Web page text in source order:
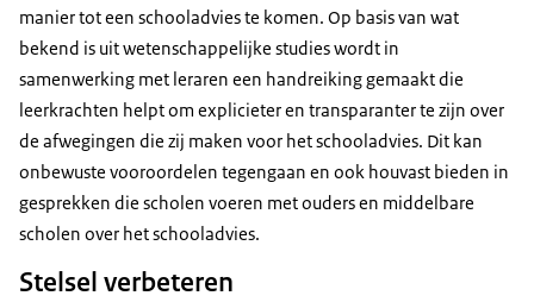
manier tot een schooladvies te komen. Op basis van wat
bekend is uit wetenschappelijke studies wordt in
samenwerking met leraren een handreiking gemaakt die
leerkrachten helpt om explicieter en transparanter te zijn over
de afwegingen die zij maken voor het schooladvies. Dit kan
onbewuste vooroordelen tegengaan en ook houvast bieden in
gesprekken die scholen voeren met ouders en middelbare
scholen over het schooladvies.
Stelsel verbeteren